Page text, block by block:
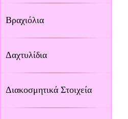
Βραχιόλια
Δαχτυλίδια
Διακοσμητικά Στοιχεία